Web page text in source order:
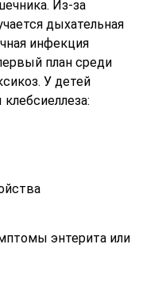
Из-за
дыхательная
инфекция
план среди
У детей
энтерита или